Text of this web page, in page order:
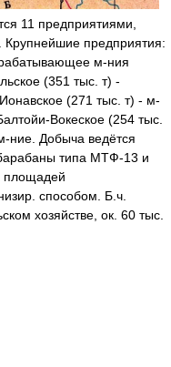
11 предприятиями,
предприятия:
м-ния
(351 тыс. т) -
(271 тыс. т) - м-
Вокеское (254 тыс.
ние. Добыча ведётся
типа МТФ-13 и
площадей
способом. Б.ч.
хозяйстве, ок. 60 тыс.